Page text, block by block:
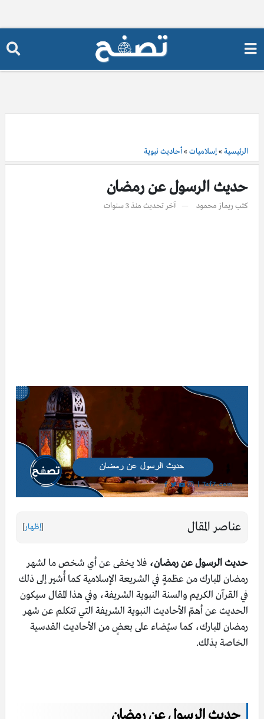
الرئيسية »إسلاميات »أحاديث نبوية
حديث الرسول عن رمضان
كتب ريماز محمود آخر تحديث منذ 3 سنوات
عناصر المقال [إظهار]
حديث الرسول عن رمضان، فلا يخفى عن أي شخص ما لشهر
رمضان المبارك من عظمةٍ في الشريعة الإسلامية كما أُشير إلى ذلك
في القرآن الكريم والسنة النبوية الشريفة، وفي هذا المقال سيكون
الحديث عن أهمّ الأحاديث النبوية الشريفة التي تتكلم عن شهر
رمضان المبارك، كما سيُضاء على بعضٍ من الأحاديث القدسية
الخاصة بذلك.
حديث الرسول عن رمضان